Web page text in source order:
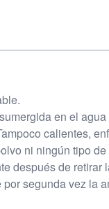
en el
calientes,
ni ningún tipo
después de retirar
segunda vez la